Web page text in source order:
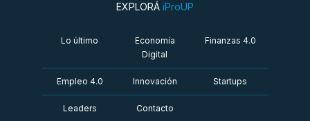
EXPLORÁ iProUP
Lo último
Economía
Digital
Finanzas 4.0
Empleo 4.0 Innovación Startups
Leaders Contacto